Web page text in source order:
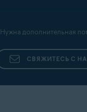
Нужна дополнительная
СВЯЖИТЕСЬ С